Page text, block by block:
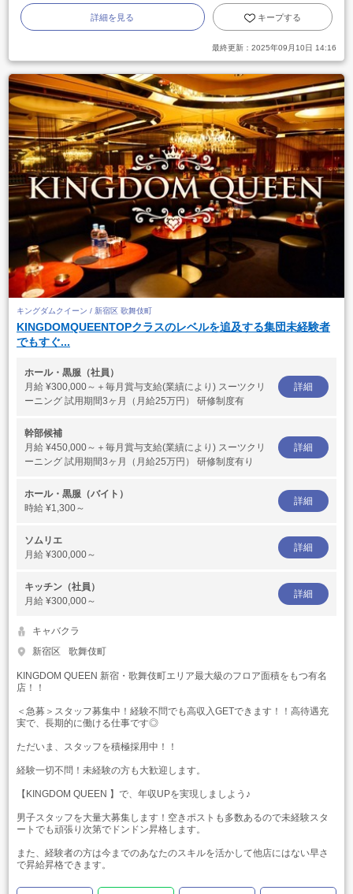
詳細を見る キープする
最終更新： 2025年09月10日 14:16
キングダムクイーン / 新宿区 歌舞伎町
KINGDOMQUEENTOPクラスのレベルを追及する集団未経験者
でもすぐ...
ホール・黒服（社員）
月給 ¥300,000～＋毎月賞与支給(業績により) スーツクリ
ーニング 試用期間3ヶ月（月給25万円） 研修制度有
詳細
幹部候補
月給 ¥450,000～＋毎月賞与支給(業績により) スーツクリ
ーニング 試用期間3ヶ月（月給25万円） 研修制度有り
詳細
ホール・黒服（バイト）
時給 ¥1,300～
詳細
ソムリエ
月給 ¥300,000～
詳細
キッチン（社員）
月給 ¥300,000～
詳細
キャバクラ
新宿区
歌舞伎町
KINGDOM QUEEN 新宿・歌舞伎町エリア最大級のフロア面積をもつ有名
店！！
＜急募＞スタッフ募集中！経験不問でも高収入GETできます！！高待遇充
実で、長期的に働ける仕事です◎
ただいま、スタッフを積極採用中！！
経験一切不問！未経験の方も大歓迎します。
【KINGDOM QUEEN 】で、年収UPを実現しましよう♪
男子スタッフを大量大募集します！空きポストも多数あるので未経験スタ
ートでも頑張り次第でドンドン昇格します。
また、経験者の方は今までのあなたのスキルを活かして他店にはない早さ
で昇給昇格できます。